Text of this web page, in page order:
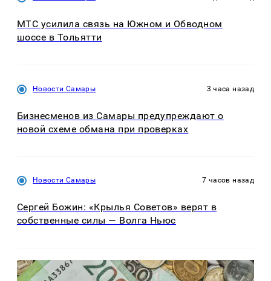
МТС усилила связь на Южном и Обводном
шоссе в Тольятти
Новости Самары 3 часа назад
Бизнесменов из Самары предупреждают о
новой схеме обмана при проверках
Новости Самары 7 часов назад
Сергей Божин: «Крылья Советов» верят в
собственные силы — Волга Ньюс